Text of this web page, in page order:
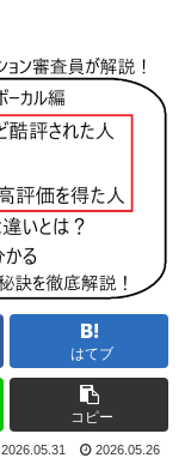
はてブ
コピー
2026.05.31 2026.05.26